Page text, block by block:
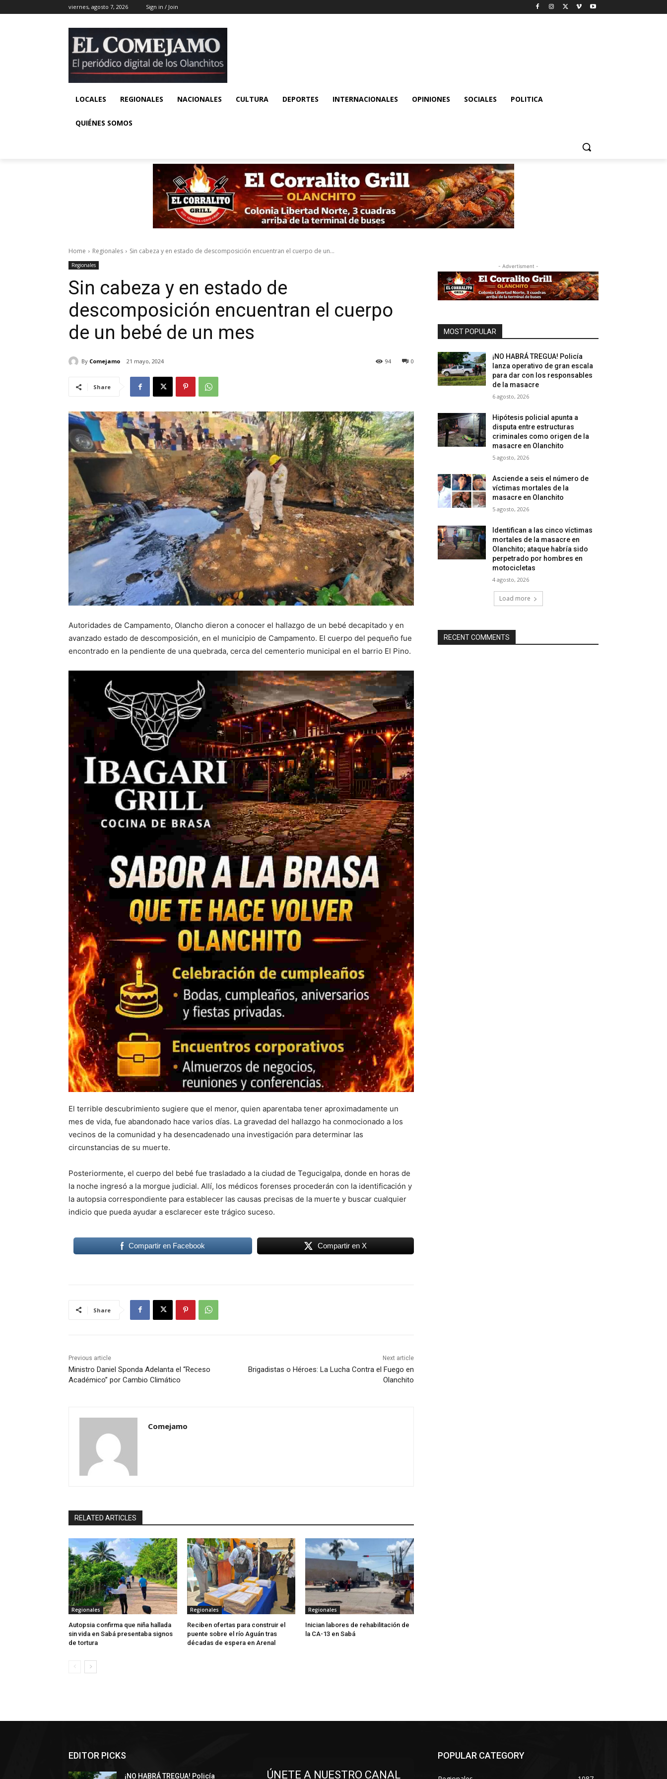
viernes, agosto 7, 2026 Sign in / Join
LOCALES REGIONALES NACIONALES CULTURA DEPORTES INTERNACIONALES OPINIONES SOCIALES POLITICA
QUIÉNES SOMOS
Home Regionales Sin cabeza y en estado de descomposición encuentran el cuerpo de un...
Regionales
Sin cabeza y en estado de
descomposición encuentran el cuerpo
de un bebé de un mes
By Comejamo 21 mayo, 2024 0
94
Share
Autoridades de Campamento, Olancho dieron a conocer el hallazgo de un bebé decapitado y en
avanzado estado de descomposición, en el municipio de Campamento. El cuerpo del pequeño fue
encontrado en la pendiente de una quebrada, cerca del cementerio municipal en el barrio El Pino.
El terrible descubrimiento sugiere que el menor, quien aparentaba tener aproximadamente un
mes de vida, fue abandonado hace varios días. La gravedad del hallazgo ha conmocionado a los
vecinos de la comunidad y ha desencadenado una investigación para determinar las
circunstancias de su muerte.
Posteriormente, el cuerpo del bebé fue trasladado a la ciudad de Tegucigalpa, donde en horas de
la noche ingresó a la morgue judicial. Allí, los médicos forenses procederán con la identificación y
la autopsia correspondiente para establecer las causas precisas de la muerte y buscar cualquier
indicio que pueda ayudar a esclarecer este trágico suceso.
Compartir en Facebook Compartir en X
Share
Previous article
Ministro Daniel Sponda Adelanta el “Receso
Académico” por Cambio Climático
Next article
Brigadistas o Héroes: La Lucha Contra el Fuego en
Olanchito
Comejamo
RELATED ARTICLES
Regionales
Autopsia confirma que niña hallada
sin vida en Sabá presentaba signos
de tortura
Regionales
Reciben ofertas para construir el
puente sobre el río Aguán tras
décadas de espera en Arenal
Regionales
Inician labores de rehabilitación de
la CA-13 en Sabá
- Advertisment -
MOST POPULAR
¡NO HABRÁ TREGUA! Policía
lanza operativo de gran escala
para dar con los responsables
de la masacre
6 agosto, 2026
Hipótesis policial apunta a
disputa entre estructuras
criminales como origen de la
masacre en Olanchito
5 agosto, 2026
Asciende a seis el número de
víctimas mortales de la
masacre en Olanchito
5 agosto, 2026
Identifican a las cinco víctimas
mortales de la masacre en
Olanchito; ataque habría sido
perpetrado por hombres en
motocicletas
4 agosto, 2026
Load more
RECENT COMMENTS
EDITOR PICKS
¡NO HABRÁ TREGUA! Policía ÚNETE A NUESTRO CANAL
POPULAR CATEGORY